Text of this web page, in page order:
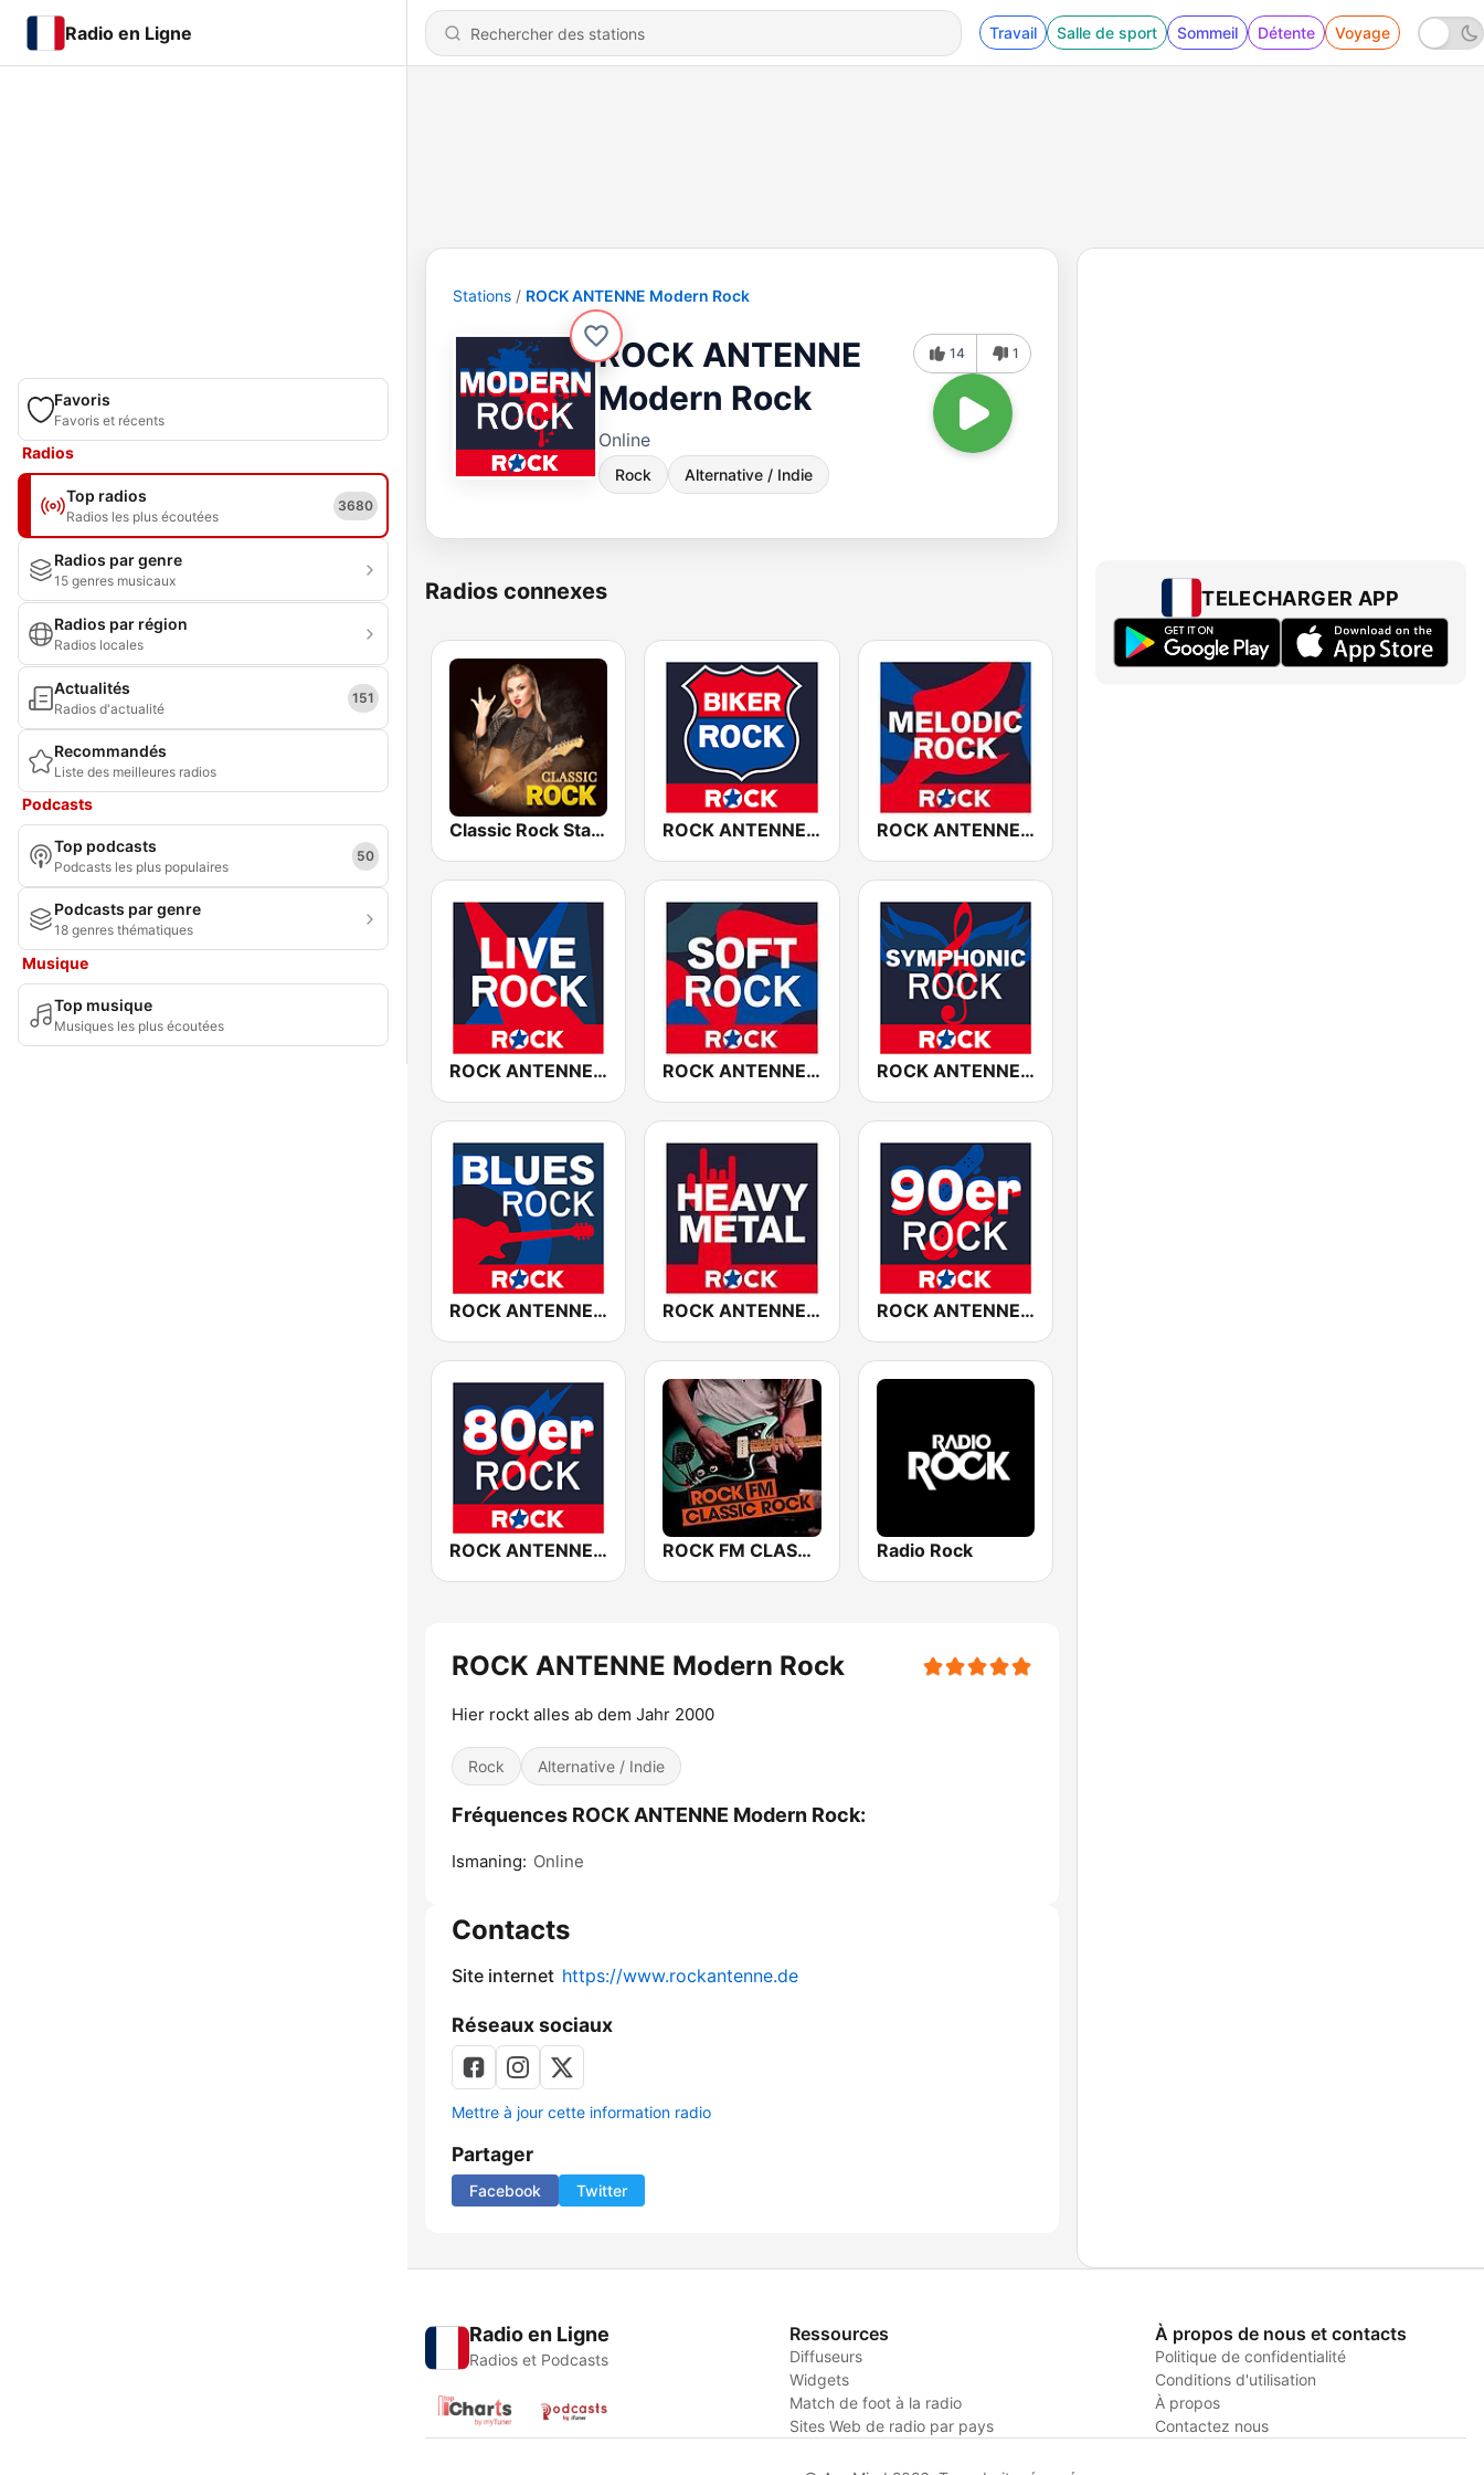
Radio en Ligne Travail Salle de sport Sommeil Détente Voyage
Favoris
Favoris et récents
Radios
Top radios
Radios les plus écoutées
3680
Radios par genre
15 genres musicaux
Radios par région
Radios locales
Actualités
Radios d'actualité
151
Recommandés
Liste des meilleures radios
Podcasts
Top podcasts
Podcasts les plus populaires
50
Podcasts par genre
18 genres thématiques
Musique
Top musique
Musiques les plus écoutées
Stations ROCK ANTENNE Modern Rock
ROCK ANTENNE
Modern Rock
Online
Rock Alternative / Indie
14 1
Radios connexes
Classic Rock Station ROCK ANTENNE Biker Rock ROCK ANTENNE Melodic Rock
ROCK ANTENNE Live Rock ROCK ANTENNE Soft Rock ROCK ANTENNE Symphonic Rock
ROCK ANTENNE Blues Rock ROCK ANTENNE Heavy Metal ROCK ANTENNE 90er Rock
ROCK ANTENNE 80er Rock ROCK FM CLASSIC ROCK Radio Rock
ROCK ANTENNE Modern Rock
Hier rockt alles ab dem Jahr 2000
Rock Alternative / Indie
Fréquences ROCK ANTENNE Modern Rock:
Ismaning: Online
Contacts
Site internet https://www.rockantenne.de
Réseaux sociaux
Mettre à jour cette information radio
Partager
Facebook Twitter
TELECHARGER APP
Radio en Ligne
Radios et Podcasts
Ressources
Diffuseurs
Widgets
Match de foot à la radio
Sites Web de radio par pays
À propos de nous et contacts
Politique de confidentialité
Conditions d'utilisation
À propos
Contactez nous